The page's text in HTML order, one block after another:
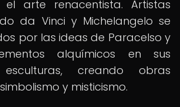
arte renacentista. Artistas
da Vinci y Michelangelo se
por las ideas de Paracelso y
alquímicos en sus
creando obras
y misticismo.